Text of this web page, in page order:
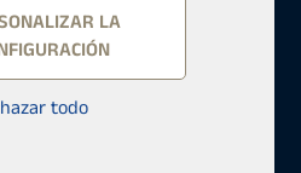
por mejorar
LA
todo